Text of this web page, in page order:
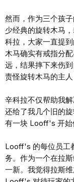
然而，作为三个孩
少经典的旋转木马
科拉，大家一直提
木马确实有戒指分
远，结果摔下来伤
责怪旋转木马的主
辛科拉不仅帮助我
还给了我几个旧的
有一块 Looff's 开始
Looff's 的每位员工
务。作为一个在拉
一新。我觉得拉斯